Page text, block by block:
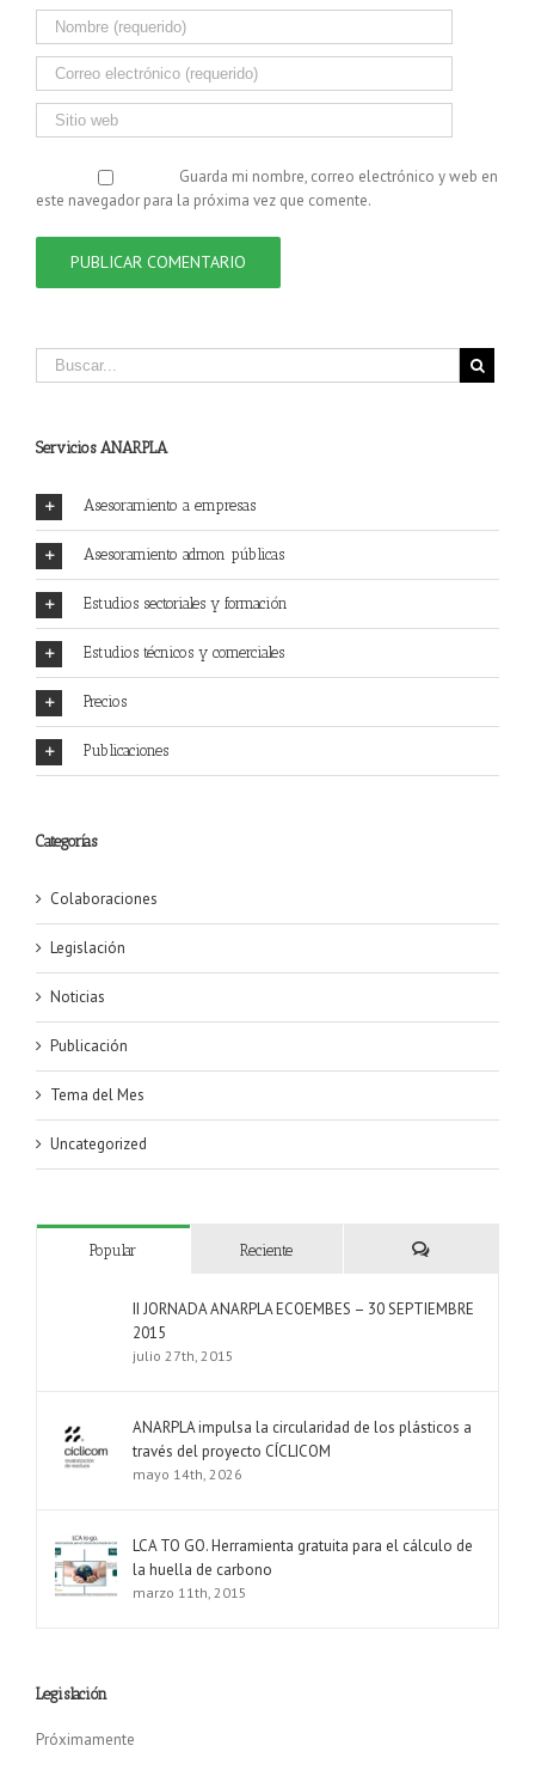
Guarda mi nombre, correo electrónico y web en
este navegador para la próxima vez que comente.
Servicios ANARPLA
Asesoramiento a empresas
Asesoramiento admon públicas
Estudios sectoriales y formación
Estudios técnicos y comerciales
Precios
Publicaciones
Categorías
Colaboraciones
Legislación
Noticias
Publicación
Tema del Mes
Uncategorized
Popular Reciente
II JORNADA ANARPLA ECOEMBES – 30 SEPTIEMBRE
2015
julio 27th, 2015
ANARPLA impulsa la circularidad de los plásticos a
través del proyecto CÍCLICOM
mayo 14th, 2026
LCA TO GO. Herramienta gratuita para el cálculo de
la huella de carbono
marzo 11th, 2015
Legislación
Próximamente